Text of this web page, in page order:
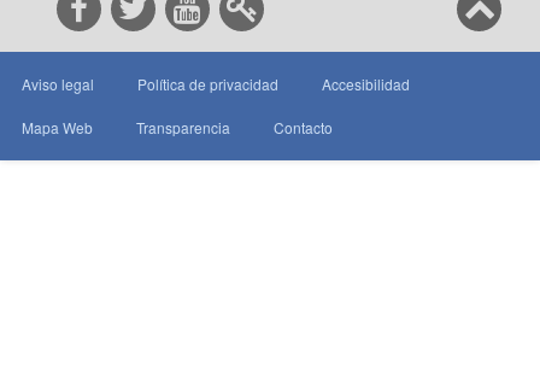
Aviso legal Política de privacidad Accesibilidad
Mapa Web Transparencia Contacto